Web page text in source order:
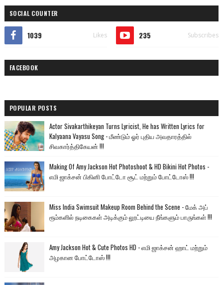
SOCIAL COUNTER
1039 Likes 235 Subscribes
FACEBOOK
POPULAR POSTS
Actor Sivakarthikeyan Turns Lyricist, He has Written Lyrics for
Kalyaana Vayasu Song - மீண்டும் ஓர் புதிய அவதாரத்தில்
சிவகார்த்திகேயன் !!!
Making Of Amy Jackson Hot Photoshoot & HD Bikini Hot Photos -
எமி ஜாக்சன் பிகினி போட்டோ சூட் மற்றும் போட்டோஸ் !!!
Miss India Swimsuit Makeup Room Behind the Scene - மேக் அப்
ரூம்களில் நடிகைகள் அடிக்கும் லூட்டியை நீங்களும் பாருங்கள் !!!
Amy Jackson Hot & Cute Photos HD - எமி ஜாக்சன் ஹாட் மற்றும்
அழகான போட்டோஸ் !!!